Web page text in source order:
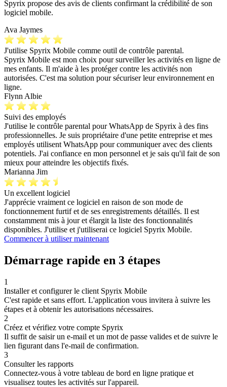
Spyrix propose des avis de clients confirmant la crédibilité de son
logiciel mobile.
Ava Jaymes
J'utilise Spyrix Mobile comme outil de contrôle parental.
Spyrix Mobile est mon choix pour surveiller les activités en ligne de
mes enfants. Il m'aide à les protéger contre les activités non
autorisées. C'est ma solution pour sécuriser leur environnement en
ligne.
Flynn Albie
Suivi des employés
J'utilise le contrôle parental pour WhatsApp de Spyrix à des fins
professionnelles. Je suis propriétaire d'une petite entreprise et mes
employés utilisent WhatsApp pour communiquer avec des clients
potentiels. J'ai confiance en mon personnel et je sais qu'il fait de son
mieux pour atteindre les objectifs fixés.
Marianna Jim
Un excellent logiciel
J'apprécie vraiment ce logiciel en raison de son mode de
fonctionnement furtif et de ses enregistrements détaillés. Il est
constamment mis à jour et élargit la liste des fonctionnalités
disponibles. J'utilise et j'utiliserai ce logiciel Spyrix Mobile.
Commencer à utiliser maintenant
Démarrage rapide en 3 étapes
1
Installer et configurer le client Spyrix Mobile
C'est rapide et sans effort. L'application vous invitera à suivre les
étapes et à obtenir les autorisations nécessaires.
2
Créez et vérifiez votre compte Spyrix
Il suffit de saisir un e-mail et un mot de passe valides et de suivre le
lien figurant dans l'e-mail de confirmation.
3
Consulter les rapports
Connectez-vous à votre tableau de bord en ligne pratique et
visualisez toutes les activités sur l'appareil.